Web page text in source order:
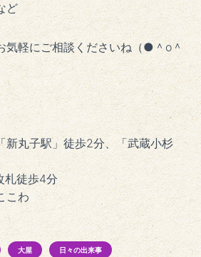
ど
気軽にご相談くださいね（●＾o＾
新丸子駅」徒歩2分、「武蔵小杉
札徒歩4分
こわ
大屋 日々の出来事